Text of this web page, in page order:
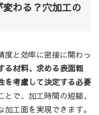
わる？穴加工の
度と効率に密接に関わっ
る材料、求める表面粗
を考慮して決定する必要
で、加工時間の短縮、
工面を実現できます。